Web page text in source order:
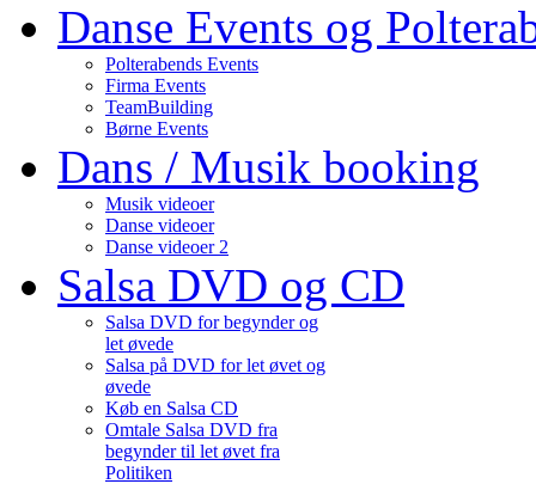
Danse Events og
Polterabends Events
Firma Events
TeamBuilding
Børne Events
Dans / Musik booking
Musik videoer
Danse videoer
Danse videoer 2
Salsa DVD og CD
Salsa DVD for begynder og
let øvede
Salsa på DVD for let øvet og
øvede
Køb en Salsa CD
Omtale Salsa DVD fra
begynder til let øvet fra
Politiken